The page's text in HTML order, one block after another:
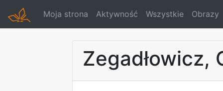
Moja strona Aktywność Wszystkie Obrazy
Zegadłowicz,